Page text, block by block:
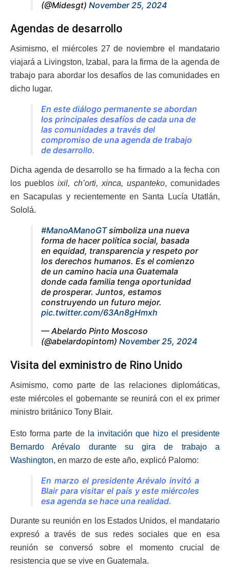
(@Midesgt) November 25, 2024
Agendas de desarrollo
Asimismo, el miércoles 27 de noviembre el mandatario
viajará a Livingston, Izabal, para la firma de la agenda de
trabajo para abordar los desafíos de las comunidades en
dicho lugar.
En este diálogo permanente se abordan
los principales desafíos de cada una de
las comunidades a través del
compromiso de una agenda de trabajo
de desarrollo.
Dicha agenda de desarrollo se ha firmado a la fecha con
los pueblosixil, ch’orti, xinca, uspanteko, comunidades
en Sacapulas y recientemente en Santa Lucía Utatlán,
Sololá.
#ManoAManoGTsimboliza una nueva
forma de hacer política social, basada
en equidad, transparencia y respeto por
los derechos humanos. Es el comienzo
de un camino hacia una Guatemala
donde cada familia tenga oportunidad
de prosperar. Juntos, estamos
construyendo un futuro mejor.
pic.twitter.com/63An8gHmxh
— Abelardo Pinto Moscoso
(@abelardopintom) November 25, 2024
Visita del exministro de Rino Unido
Asimismo, como parte de las relaciones diplomáticas,
este miércoles el gobernante se reunirá con el ex primer
ministro británico Tony Blair.
Esto forma parte de l a invitación que hizo el presidente
Bernardo Arévalo durante su gira de trabajo a
Washington, en marzo de este año, explicó Palomo:
En marzo el presidente Arévalo invitó a
Blair para visitar el país y este miércoles
esa agenda se hace una realidad.
Durante su reunión en los Estados Unidos, el mandatario
expresó a través de sus redes sociales que en esa
reunión se conversó sobre el momento crucial de
resistencia que se vive en Guatemala.